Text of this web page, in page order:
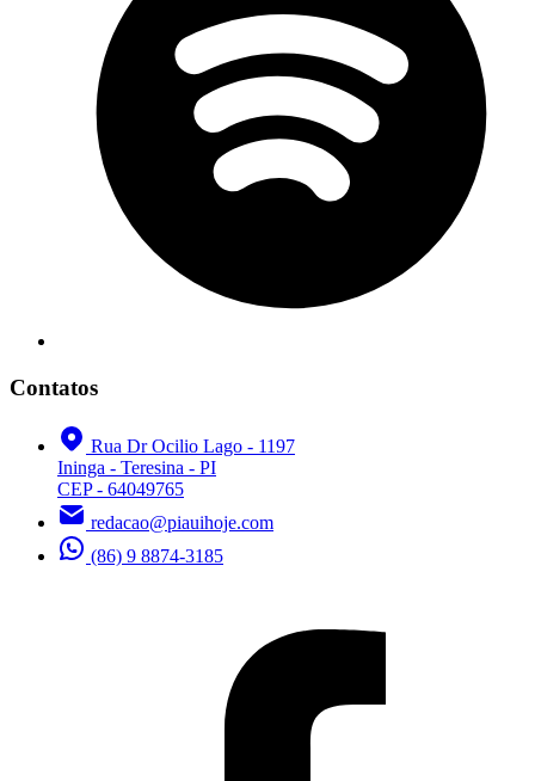
Contatos
Rua Dr Ocilio Lago - 1197
Ininga - Teresina - PI
CEP - 64049765
redacao@piauihoje.com
(86) 9 8874-3185